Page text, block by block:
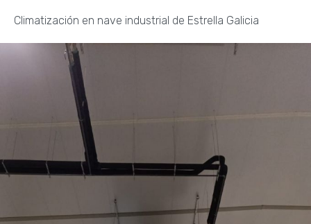
Climatización en nave industrial de Estrella Galicia